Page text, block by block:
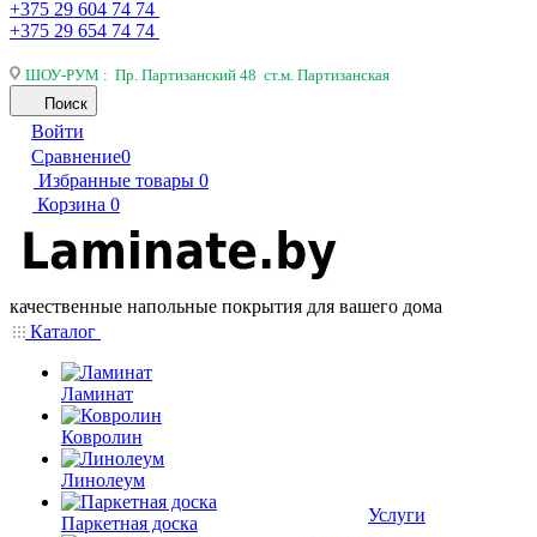
+375 29 604 74 74
+375 29 654 74 74
ШОУ-РУМ : Пр. Партизанский 48 ст.м. Партизанская
Поиск
Войти
Сравнение0
Избранные товары 0
Корзина 0
качественные напольные покрытия для вашего дома
Каталог
Ламинат
Ковролин
Линолеум
Паркетная доска
Услуги